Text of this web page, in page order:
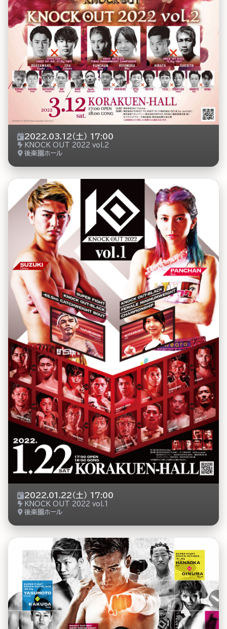
2022.03.12（土） 17:00
KNOCK OUT 2022 vol.2
後楽園ホール
2022.01.22（土） 17:00
KNOCK OUT 2022 vol.1
後楽園ホール